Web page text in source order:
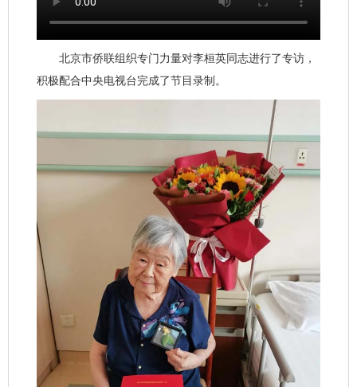
北京市侨联组织专门力量对李桓英同志进行了专访，
积极配合中央电视台完成了节目录制。